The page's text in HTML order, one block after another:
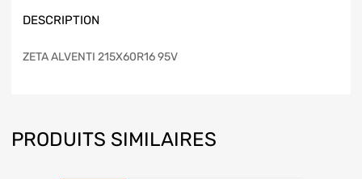
DESCRIPTION
ZETA ALVENTI 215X60R16 95V
PRODUITS SIMILAIRES